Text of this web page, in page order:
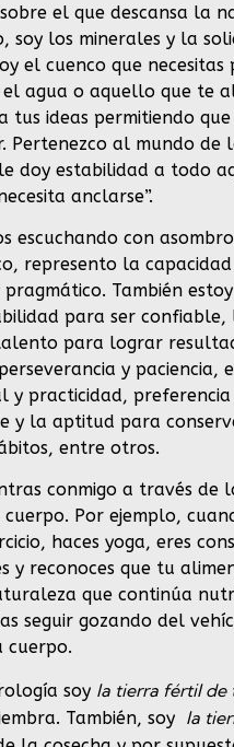
el que descansa la
soy los minerales y la
el cuenco que
agua o aquello que te
tus ideas permitiendo
Pertenezco al mundo de
doy estabilidad a todo
anclarse”.
escuchando con
represento la
También
para ser confiable,
para lograr
y paciencia,
y practicidad,
y la aptitud para
entre otros.
conmigo a través de
Por ejemplo,
haces yoga, eres
y reconoces que tu
que continúa
seguir gozando del
cuerpo.
soy la tierra fértil de
También, soy la